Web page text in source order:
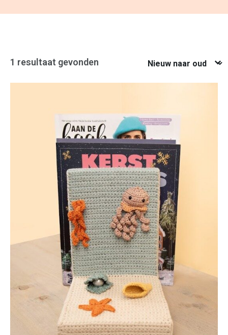
1 resultaat gevonden Nieuw naar oud